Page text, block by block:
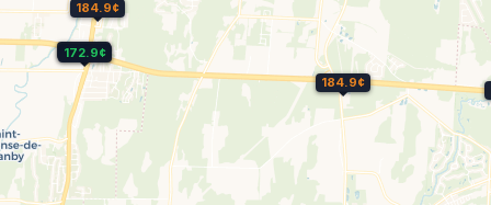
172.9¢
172.9¢
184.9¢
184.9¢